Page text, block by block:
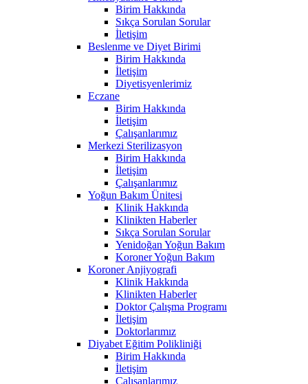
Birim Hakkında
Sıkça Sorulan Sorular
İletişim
Beslenme ve Diyet Birimi
Birim Hakkında
İletişim
Diyetisyenlerimiz
Eczane
Birim Hakkında
İletişim
Çalışanlarımız
Merkezi Sterilizasyon
Birim Hakkında
İletişim
Çalışanlarımız
Yoğun Bakım Ünitesi
Klinik Hakkında
Klinikten Haberler
Sıkça Sorulan Sorular
Yenidoğan Yoğun Bakım
Koroner Yoğun Bakım
Koroner Anjiyografi
Klinik Hakkında
Klinikten Haberler
Doktor Çalışma Programı
İletişim
Doktorlarımız
Diyabet Eğitim Polikliniği
Birim Hakkında
İletişim
Çalışanlarımız